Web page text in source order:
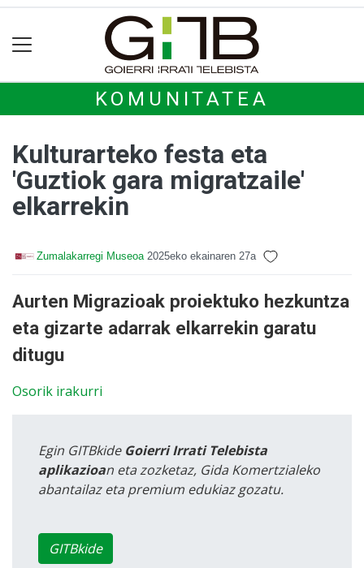
KOMUNITATEA
Kulturarteko festa eta
'Guztiok gara migratzaile'
elkarrekin
Zumalakarregi Museoa 2025eko ekainaren 27a
Aurten Migrazioak proiektuko hezkuntza
eta gizarte adarrak elkarrekin garatu
ditugu
Osorik irakurri
Egin GITBkide Goierri Irrati Telebista
aplikazioan eta zozketaz, Gida Komertzialeko
abantailaz eta premium edukiaz gozatu.
GITBkide